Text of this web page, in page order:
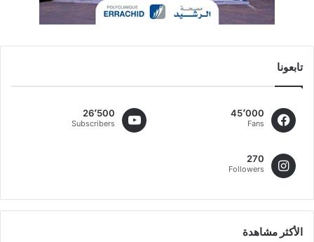
تابعونا
45٬000
Fans
26٬500
Subscribers
270
Followers
الأكثر مشاهدة